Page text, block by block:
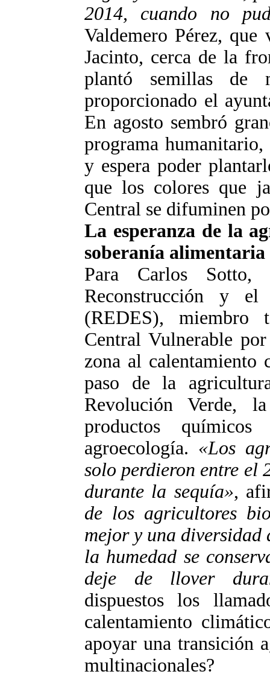
2014, cuando no
Valdemero Pérez,
Jacinto, cerca de la
plantó semillas de
proporcionado el
En agosto sembró
programa
y espera poder
que los colores que
Central se difuminen
La esperanza de la
soberanía alimentaria
Para Carlos
Reconstrucción y
(REDES), miembro
Central Vulnerable
zona al calentamiento
paso de la
Revolución Verde,
productos
agroecología. «Los
solo perdieron entre el
durante la sequía»,
de los agricultores
mejor y una diversidad
la humedad se
deje de llover
dispuestos los
calentamiento
apoyar una transición
multinacionales?